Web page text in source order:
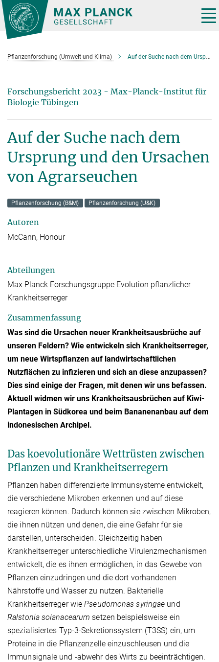
Hauptinhalt
Pflanzenforschung (Umwelt und Klima) Auf der Suche nach dem Ursprung und den Ursachen von Agrarseuchen
Forschungsbericht 2023 - Max-Planck-Institut für
Biologie Tübingen
Auf der Suche nach dem
Ursprung und den Ursachen
von Agrarseuchen
Pflanzenforschung (B&M) Pflanzenforschung (U&K)
Autoren
McCann, Honour
Abteilungen
Max Planck Forschungsgruppe Evolution pflanzlicher
Krankheitserreger
Zusammenfassung
Was sind die Ursachen neuer Krankheitsausbrüche auf
unseren Feldern? Wie entwickeln sich Krankheitserreger,
um neue Wirtspflanzen auf landwirtschaftlichen
Nutzflächen zu infizieren und sich an diese anzupassen?
Dies sind einige der Fragen, mit denen wir uns befassen.
Aktuell widmen wir uns Krankheitsausbrüchen auf Kiwi-
Plantagen in Südkorea und beim Bananenanbau auf dem
indonesischen Archipel.
Das koevolutionäre Wettrüsten zwischen
Pflanzen und Krankheitserregern
Pflanzen haben differenzierte Immunsysteme entwickelt,
die verschiedene Mikroben erkennen und auf diese
reagieren können. Dadurch können sie zwischen Mikroben,
die ihnen nützen und denen, die eine Gefahr für sie
darstellen, unterscheiden. Gleichzeitig haben
Krankheitserreger unterschiedliche Virulenzmechanismen
entwickelt, die es ihnen ermöglichen, in das Gewebe von
Pflanzen einzudringen und die dort vorhandenen
Nährstoffe und Wasser zu nutzen. Bakterielle
Krankheitserreger wiePseudomonas syringae und
Ralstonia solanacearum setzen beispielsweise ein
spezialisiertes Typ-3-Sekretionssystem (T3SS) ein, um
Proteine in die Pflanzenzelle einzuschleusen und die
Immunsignale und -abwehr des Wirts zu beeinträchtigen.